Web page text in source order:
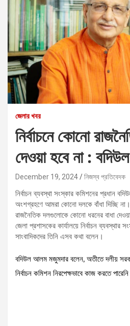
জেলার খবর
নির্বাচনে কোনো
দেওয়া হবে না :
December 19, 2024 নিজস্ব প্রতিবেদক
নির্বাচন ব্যবস্থা সংস্কার কমিশনের প্রধান
অংশগ্রহণে আমরা কোনো দলকে বাঁধা দিচ্ছি
রাজনৈতিক দলগুলোকে কোনো ধরনের বাধা
জেলা প্রশাসকের কার্যালয়ে নির্বাচন ব্যবস্থার
সাংবাদিকদের তিনি এসব কথা বলেন।
বদিউল আলম মজুমদার বলেন, অতীতে দলীয়
নির্বাচন কমিশন নিরপেক্ষভাবে কাজ করতে